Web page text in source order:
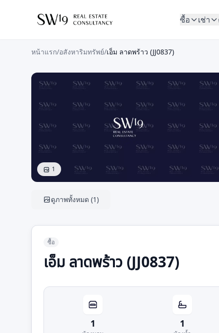
ซื้อ เช่า
หน้าแรก/อสังหาริมทรัพย์/เอ็ม ลาดพร้าว (JJ0837)
1
ดูภาพทั้งหมด (1)
ซื้อ
เอ็ม ลาดพร้าว (JJ0837)
1 1